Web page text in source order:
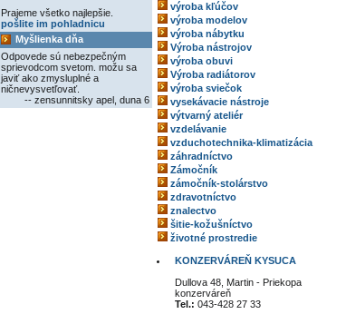
Prajeme všetko najlepšie.
pošlite im pohladnicu
Myšlienka dňa
Odpovede sú nebezpečným
sprievodcom svetom. možu sa
javiť ako zmysluplné a
ničnevysvetľovať.
-- zensunnitsky apel, duna 6
výroba kľúčov
výroba modelov
výroba nábytku
Výroba nástrojov
výroba obuvi
Výroba radiátorov
výroba sviečok
vysekávacie nástroje
výtvarný ateliér
vzdelávanie
vzduchotechnika-klimatizácia
záhradníctvo
Zámočník
zámočník-stolárstvo
zdravotníctvo
znalectvo
šitie-kožušníctvo
životné prostredie
KONZERVÁREŇ KYSUCA
Dullova 48, Martin - Priekopa
konzerváreň
Tel.: 043-428 27 33